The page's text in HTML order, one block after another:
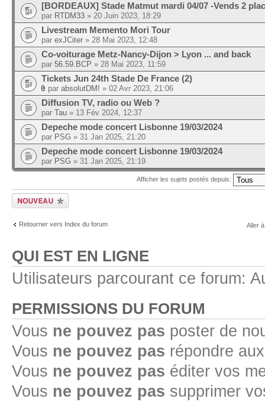
[BORDEAUX] Stade Matmut mardi 04/07 -Vends 2
par RTDM33 » 20 Juin 2023, 18:29
Livestream Memento Mori Tour
par exJCiter » 28 Mai 2023, 12:48
Co-voiturage Metz-Nancy-Dijon > Lyon ... and back
par 56.59.BCP » 28 Mai 2023, 11:59
Tickets Jun 24th Stade De France (2)
par absolutDM! » 02 Avr 2023, 21:06
Diffusion TV, radio ou Web ?
par Tau » 13 Fév 2024, 12:37
Depeche mode concert Lisbonne 19/03/2024
par PSG » 31 Jan 2025, 21:20
Depeche mode concert Lisbonne 19/03/2024
par PSG » 31 Jan 2025, 21:19
Afficher les sujets postés depuis:
Ecrire un nouveau
sujet
Retourner vers Index du forum Aller
QUI EST EN LIGNE
Utilisateurs parcourant ce forum:
PERMISSIONS DU FORUM
Vous ne pouvez pas poster de
Vous ne pouvez pas répondre
Vous ne pouvez pas éditer vos
Vous ne pouvez pas supprimer